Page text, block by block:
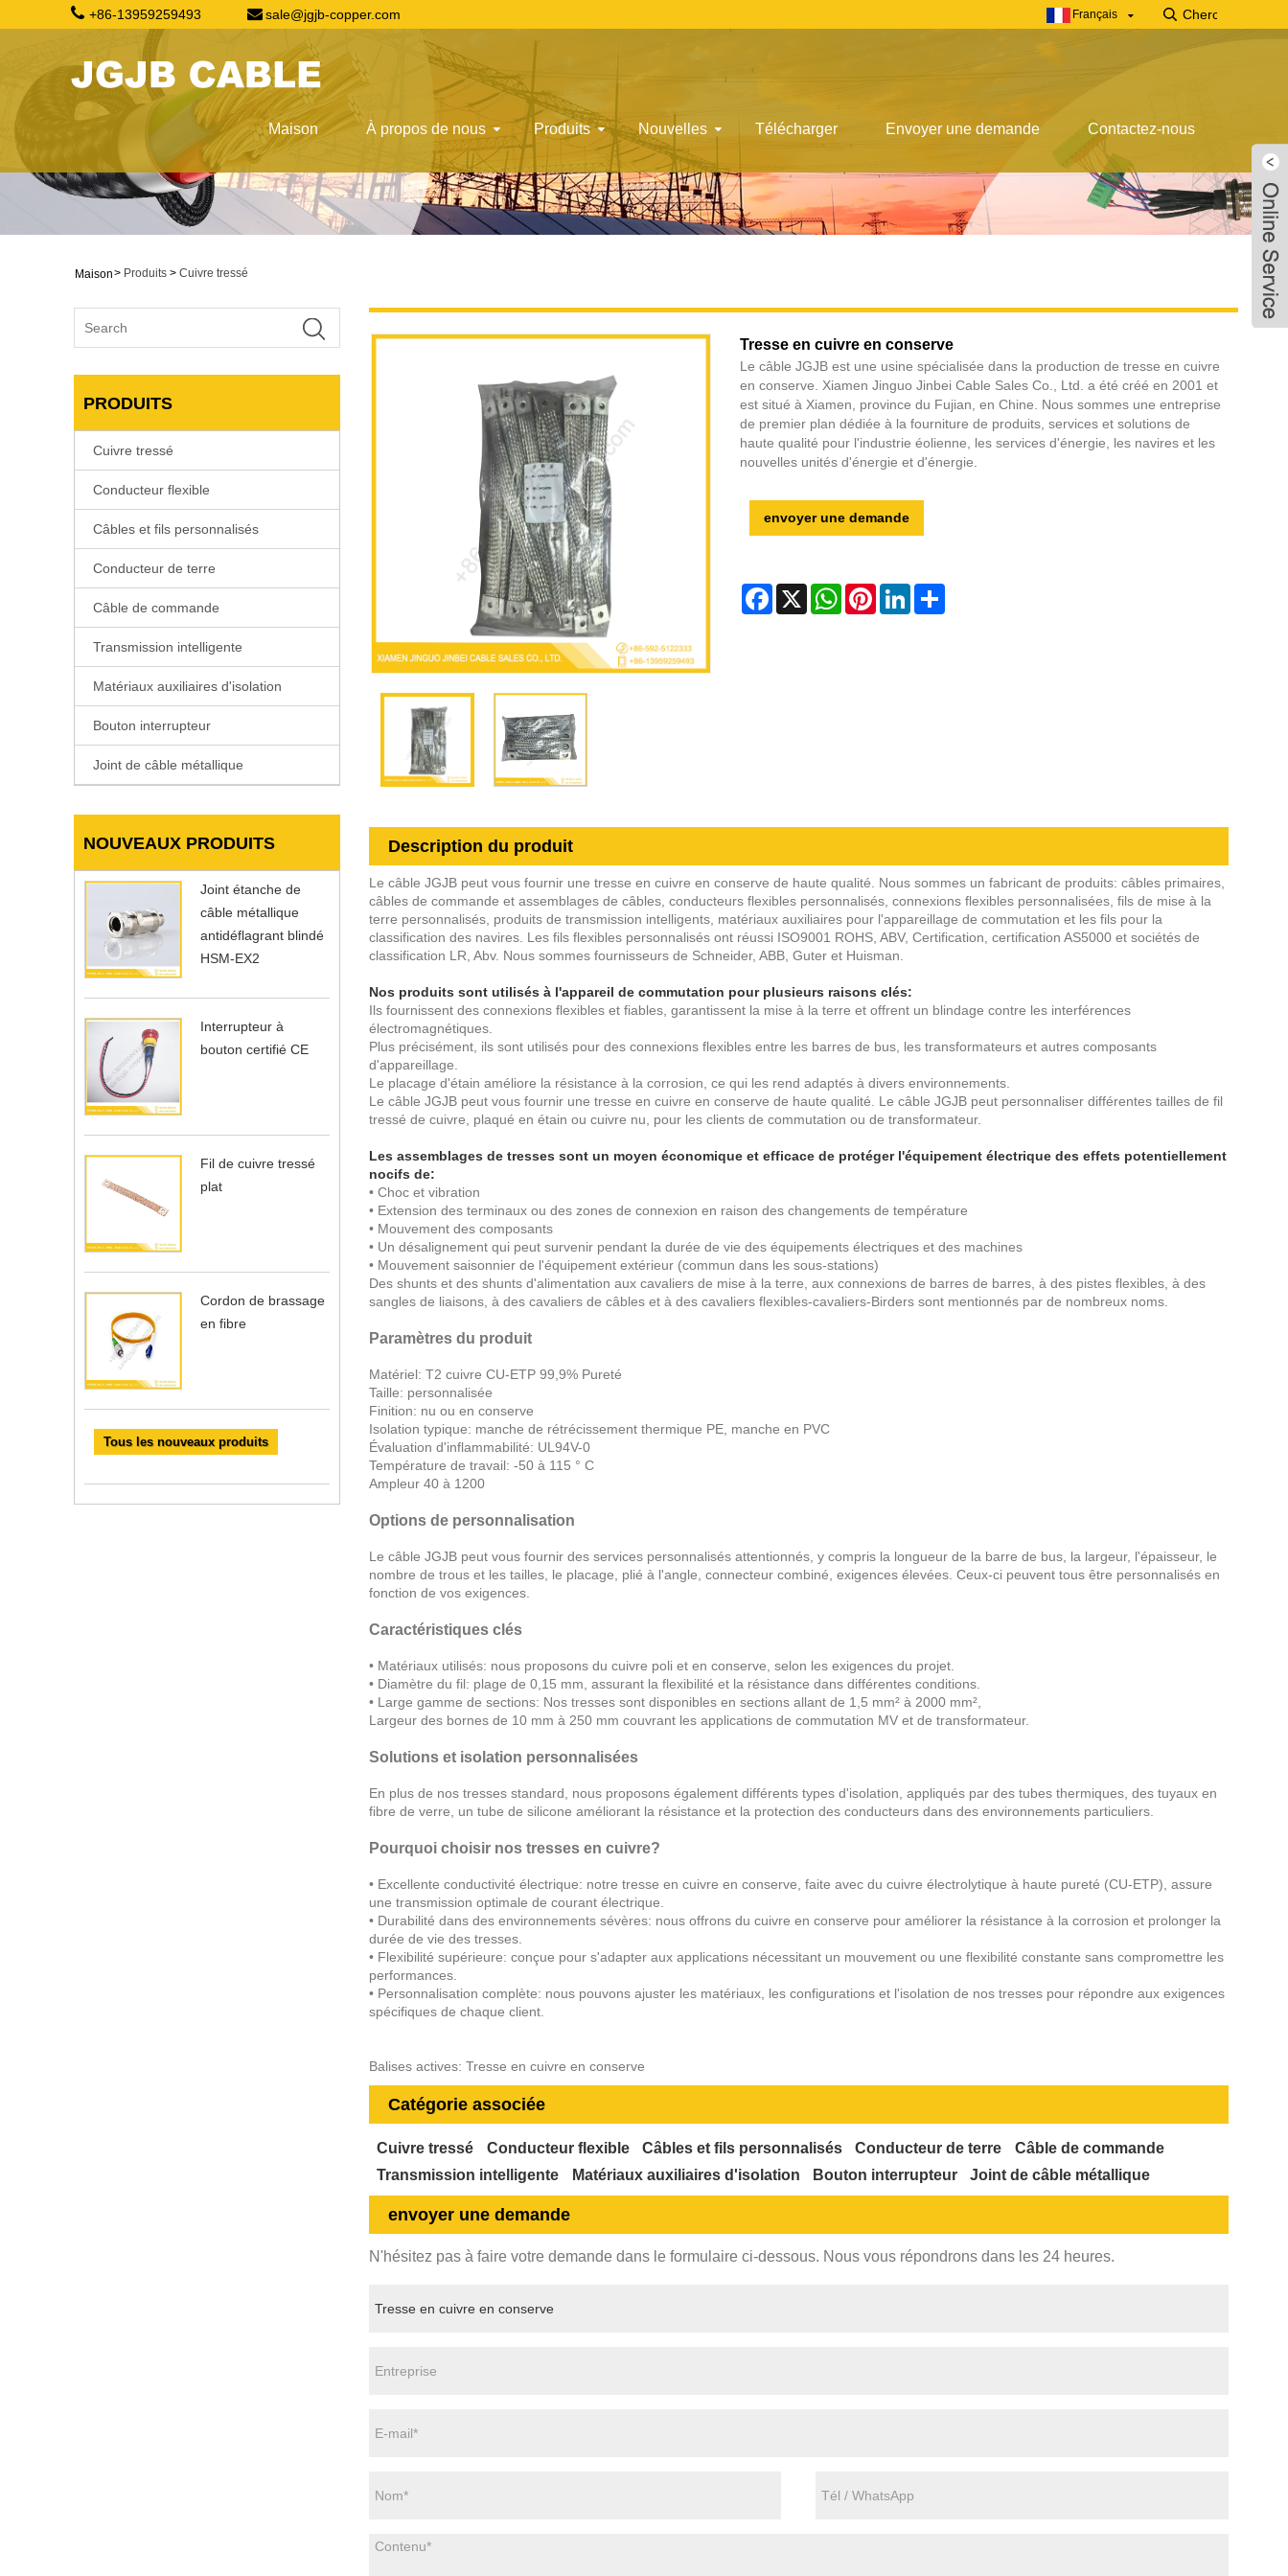
+86-13959259493 sale@jgjb-copper.com Français
Maison À propos de nous Produits Nouvelles Télécharger Envoyer une demande Contactez-nous
Maison> Produits > Cuivre tressé
PRODUITS
Cuivre tressé
Conducteur flexible
Câbles et fils personnalisés
Conducteur de terre
Câble de commande
Transmission intelligente
Matériaux auxiliaires d'isolation
Bouton interrupteur
Joint de câble métallique
NOUVEAUX PRODUITS
Joint étanche de
câble métallique
antidéflagrant blindé
HSM-EX2
Interrupteur à
bouton certifié CE
Fil de cuivre tressé
plat
Cordon de brassage
en fibre
Tous les nouveaux produits
Tresse en cuivre en conserve
Le câble JGJB est une usine spécialisée dans la production de tresse en cuivre
en conserve. Xiamen Jinguo Jinbei Cable Sales Co., Ltd. a été créé en 2001 et
est situé à Xiamen, province du Fujian, en Chine. Nous sommes une entreprise
de premier plan dédiée à la fourniture de produits, services et solutions de
haute qualité pour l'industrie éolienne, les services d'énergie, les navires et les
nouvelles unités d'énergie et d'énergie.
envoyer une demande
Facebook
X WhatsAppPinterestLinkedIn
Description du produit
Le câble JGJB peut vous fournir une tresse en cuivre en conserve de haute qualité. Nous sommes un fabricant de produits: câbles primaires,
câbles de commande et assemblages de câbles, conducteurs flexibles personnalisés, connexions flexibles personnalisées, fils de mise à la
terre personnalisés, produits de transmission intelligents, matériaux auxiliaires pour l'appareillage de commutation et les fils pour la
classification des navires. Les fils flexibles personnalisés ont réussi ISO9001 ROHS, ABV, Certification, certification AS5000 et sociétés de
classification LR, Abv. Nous sommes fournisseurs de Schneider, ABB, Guter et Huisman.
Nos produits sont utilisés à l'appareil de commutation pour plusieurs raisons clés:
Ils fournissent des connexions flexibles et fiables, garantissent la mise à la terre et offrent un blindage contre les interférences
électromagnétiques.
Plus précisément, ils sont utilisés pour des connexions flexibles entre les barres de bus, les transformateurs et autres composants
d'appareillage.
Le placage d'étain améliore la résistance à la corrosion, ce qui les rend adaptés à divers environnements.
Le câble JGJB peut vous fournir une tresse en cuivre en conserve de haute qualité. Le câble JGJB peut personnaliser différentes tailles de fil
tressé de cuivre, plaqué en étain ou cuivre nu, pour les clients de commutation ou de transformateur.
Les assemblages de tresses sont un moyen économique et efficace de protéger l'équipement électrique des effets potentiellement
nocifs de:
• Choc et vibration
• Extension des terminaux ou des zones de connexion en raison des changements de température
• Mouvement des composants
• Un désalignement qui peut survenir pendant la durée de vie des équipements électriques et des machines
• Mouvement saisonnier de l'équipement extérieur (commun dans les sous-stations)
Des shunts et des shunts d'alimentation aux cavaliers de mise à la terre, aux connexions de barres de barres, à des pistes flexibles, à des
sangles de liaisons, à des cavaliers de câbles et à des cavaliers flexibles-cavaliers-Birders sont mentionnés par de nombreux noms.
Paramètres du produit
Matériel: T2 cuivre CU-ETP 99,9% Pureté
Taille: personnalisée
Finition: nu ou en conserve
Isolation typique: manche de rétrécissement thermique PE, manche en PVC
Évaluation d'inflammabilité: UL94V-0
Température de travail: -50 à 115 ° C
Ampleur 40 à 1200
Options de personnalisation
Le câble JGJB peut vous fournir des services personnalisés attentionnés, y compris la longueur de la barre de bus, la largeur, l'épaisseur, le
nombre de trous et les tailles, le placage, plié à l'angle, connecteur combiné, exigences élevées. Ceux-ci peuvent tous être personnalisés en
fonction de vos exigences.
Caractéristiques clés
• Matériaux utilisés: nous proposons du cuivre poli et en conserve, selon les exigences du projet.
• Diamètre du fil: plage de 0,15 mm, assurant la flexibilité et la résistance dans différentes conditions.
• Large gamme de sections: Nos tresses sont disponibles en sections allant de 1,5 mm² à 2000 mm²,
Largeur des bornes de 10 mm à 250 mm couvrant les applications de commutation MV et de transformateur.
Solutions et isolation personnalisées
En plus de nos tresses standard, nous proposons également différents types d'isolation, appliqués par des tubes thermiques, des tuyaux en
fibre de verre, un tube de silicone améliorant la résistance et la protection des conducteurs dans des environnements particuliers.
Pourquoi choisir nos tresses en cuivre?
• Excellente conductivité électrique: notre tresse en cuivre en conserve, faite avec du cuivre électrolytique à haute pureté (CU-ETP), assure
une transmission optimale de courant électrique.
• Durabilité dans des environnements sévères: nous offrons du cuivre en conserve pour améliorer la résistance à la corrosion et prolonger la
durée de vie des tresses.
• Flexibilité supérieure: conçue pour s'adapter aux applications nécessitant un mouvement ou une flexibilité constante sans compromettre les
performances.
• Personnalisation complète: nous pouvons ajuster les matériaux, les configurations et l'isolation de nos tresses pour répondre aux exigences
spécifiques de chaque client.
Balises actives: Tresse en cuivre en conserve
Catégorie associée
Cuivre tressé Conducteur flexible Câbles et fils personnalisés Conducteur de terre
Câble de commande
Transmission intelligente
Matériaux auxiliaires d'isolation Bouton interrupteur Joint de câble métallique
envoyer une demande
N'hésitez pas à faire votre demande dans le formulaire ci-dessous. Nous vous répondrons dans les 24 heures.